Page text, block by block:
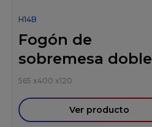
H14B
Fogón de
sobremesa doble
565 x400 x120
Ver producto